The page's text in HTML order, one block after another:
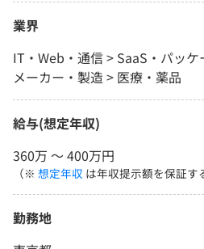
業界
IT・Web・通信 > SaaS・パッケ
メーカー・製造 > 医療・薬品
給与(想定年収)
360万 〜 400万円
（※ 想定年収 は年収提示額を保証す
勤務地